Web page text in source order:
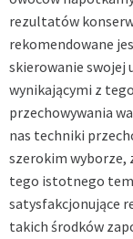
rezultatów
rekomendowane
skierowanie swojej
wynikającymi z
przechowywania
nas techniki
szerokim wyborze,
tego istotnego
satysfakcjonujące
takich środków